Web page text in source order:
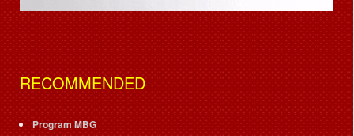
RECOMMENDED
Program MBG